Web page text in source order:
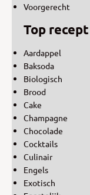
Voorgerecht
Top
Aardappel
Baksoda
Biologisch
Brood
Cake
Champagne
Chocolade
Cocktails
Culinair
Engels
Exotisch